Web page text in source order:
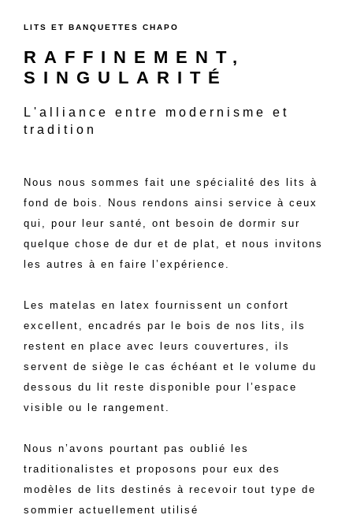
LITS ET BANQUETTES CHAPO
RAFFINEMENT,
SINGULARITÉ
L'alliance entre modernisme et
tradition
Nous nous sommes fait une spécialité des lits à
fond de bois. Nous rendons ainsi service à ceux
qui, pour leur santé, ont besoin de dormir sur
quelque chose de dur et de plat, et nous invitons
les autres à en faire l’expérience.
Les matelas en latex fournissent un confort
excellent, encadrés par le bois de nos lits, ils
restent en place avec leurs couvertures, ils
servent de siège le cas échéant et le volume du
dessous du lit reste disponible pour l’espace
visible ou le rangement.
Nous n’avons pourtant pas oublié les
traditionalistes et proposons pour eux des
modèles de lits destinés à recevoir tout type de
sommier actuellement utilisé